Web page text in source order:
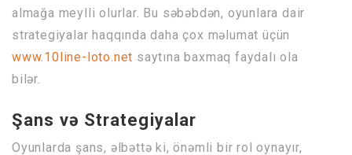
almağa meylli olurlar. Bu səbəbdən, oyunlara dair
strategiyalar haqqında daha çox məlumat üçün
www.10line-loto.net saytına baxmaq faydalı ola
bilər.
Şans və Strategiyalar
Oyunlarda şans, əlbəttə ki, önəmli bir rol oynayır,